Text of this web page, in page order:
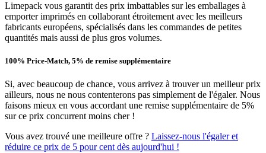
Limepack vous garantit des prix imbattables sur les emballages à
emporter imprimés en collaborant étroitement avec les meilleurs
fabricants européens, spécialisés dans les commandes de petites
quantités mais aussi de plus gros volumes.
100% Price-Match, 5% de remise supplémentaire
Si, avec beaucoup de chance, vous arrivez à trouver un meilleur prix
ailleurs, nous ne nous contenterons pas simplement de l'égaler. Nous
faisons mieux en vous accordant une remise supplémentaire de 5%
sur ce prix concurrent moins cher !
Vous avez trouvé une meilleure offre ? Laissez-nous l'égaler et
réduire ce prix de 5 pour cent dès aujourd'hui !